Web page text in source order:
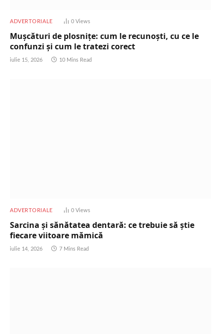
ADVERTORIALE 0 Views
Mușcături de plosnițe: cum le recunoști, cu ce le
confunzi și cum le tratezi corect
iulie 15, 2026 10 Mins Read
ADVERTORIALE 0 Views
Sarcina și sănătatea dentară: ce trebuie să știe
fiecare viitoare mămică
iulie 14, 2026 7 Mins Read